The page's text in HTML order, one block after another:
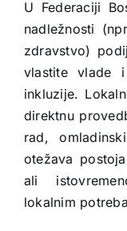
U Federaciji
nadležnosti
zdravstvo)
vlastite vlade
inkluzije.
direktnu
rad,
otežava
ali
lokalnim